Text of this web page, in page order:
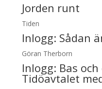
Jorden runt
Tiden
Inlogg: Sådan
Göran Therborn
Inlogg: Bas
Tidöavtalet